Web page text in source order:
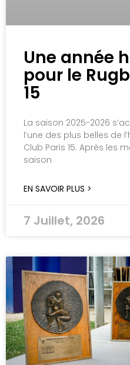
Une année
pour le
15
La saison 2025-2026
l’une des plus belles de
Club Paris 15. Après les
saison
EN SAVOIR PLUS >
7 Juillet, 2026